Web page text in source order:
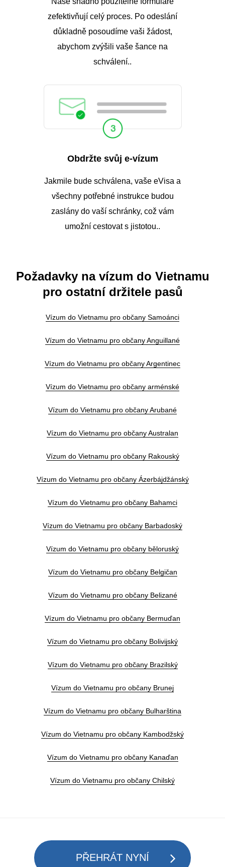
zefektivňují celý proces. Po odeslání
důkladně posoudíme vaši žádost,
abychom zvýšili vaše šance na
schválení..
Obdržte svůj e-vízum
Jakmile bude schválena, vaše eVisa a
všechny potřebné instrukce budou
zaslány do vaší schránky, což vám
umožní cestovat s jistotou..
Požadavky na vízum do Vietnamu
pro ostatní držitele pasů
Vízum do Vietnamu pro občany Samoánci
Vízum do Vietnamu pro občany Anguillané
Vízum do Vietnamu pro občany Argentinec
Vízum do Vietnamu pro občany arménské
Vízum do Vietnamu pro občany Arubané
Vízum do Vietnamu pro občany Australan
Vízum do Vietnamu pro občany Rakouský
Vízum do Vietnamu pro občany Ázerbájdžánský
Vízum do Vietnamu pro občany Bahamci
Vízum do Vietnamu pro občany Barbadoský
Vízum do Vietnamu pro občany běloruský
Vízum do Vietnamu pro občany Belgičan
Vízum do Vietnamu pro občany Belizané
Vízum do Vietnamu pro občany Bermuďan
Vízum do Vietnamu pro občany Bolivijský
Vízum do Vietnamu pro občany Brazilský
Vízum do Vietnamu pro občany Brunej
Vízum do Vietnamu pro občany Bulharština
Vízum do Vietnamu pro občany Kambodžský
Vízum do Vietnamu pro občany Kanaďan
Vízum do Vietnamu pro občany Chilský
PŘEHRÁT NYNÍ